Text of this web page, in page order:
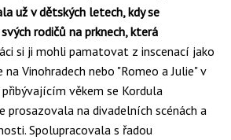
už v dětských letech, kdy se
rodičů na prknech, která
si ji mohli pamatovat z inscenací jako
Vinohradech nebo "Romeo a Julie" v
věkem se Kordula
prosazovala na divadelních scénách a
Spolupracovala s řadou